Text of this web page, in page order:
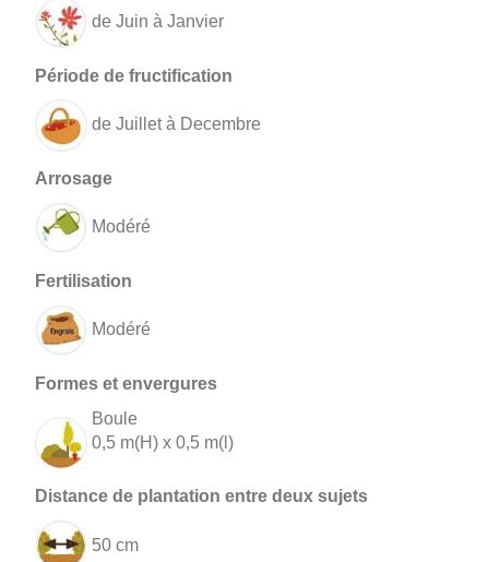
de Juin à Janvier
de Juillet à Decembre
Modéré
Modéré
Boule
0,5 m(H) x 0,5 m(l)
50 cm